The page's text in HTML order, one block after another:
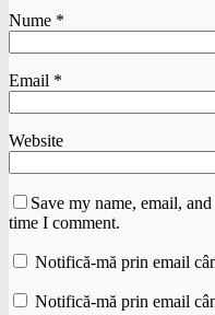
Nume *
Email *
Website
Save my name, email,
time I comment.
Notifică-mă prin email
Notifică-mă prin email